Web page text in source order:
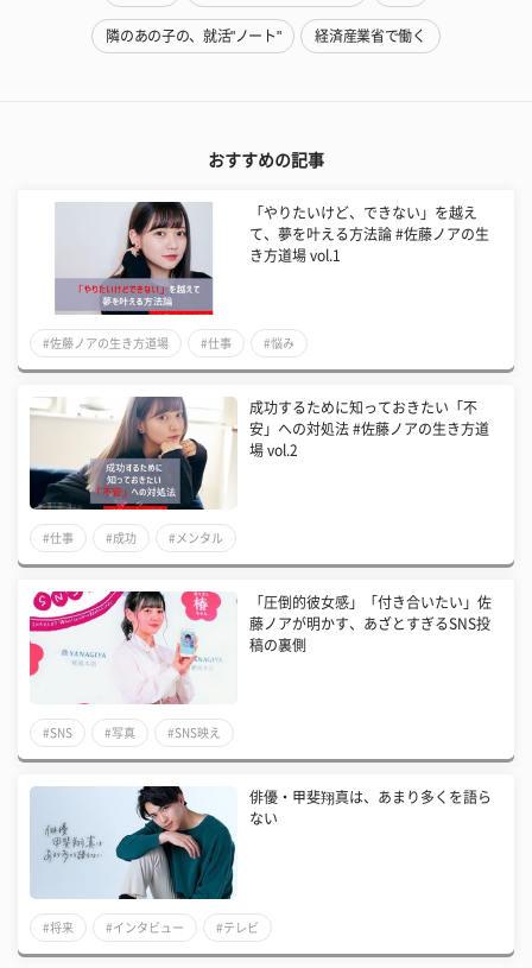
隣のあの子の、就活"ノート" 経済産業省で働く
おすすめの記事
「やりたいけど、できない」を越え
て、夢を叶える方法論 #佐藤ノアの生
き方道場 vol.1
#佐藤ノアの生き方道場 #仕事 #悩み
成功するために知っておきたい「不
安」への対処法 #佐藤ノアの生き方道
場 vol.2
#仕事 #成功 #メンタル
「圧倒的彼女感」「付き合いたい」佐
藤ノアが明かす、あざとすぎるSNS投
稿の裏側
#SNS #写真 #SNS映え
俳優・甲斐翔真は、あまり多くを語ら
ない
#将来 #インタビュー #テレビ